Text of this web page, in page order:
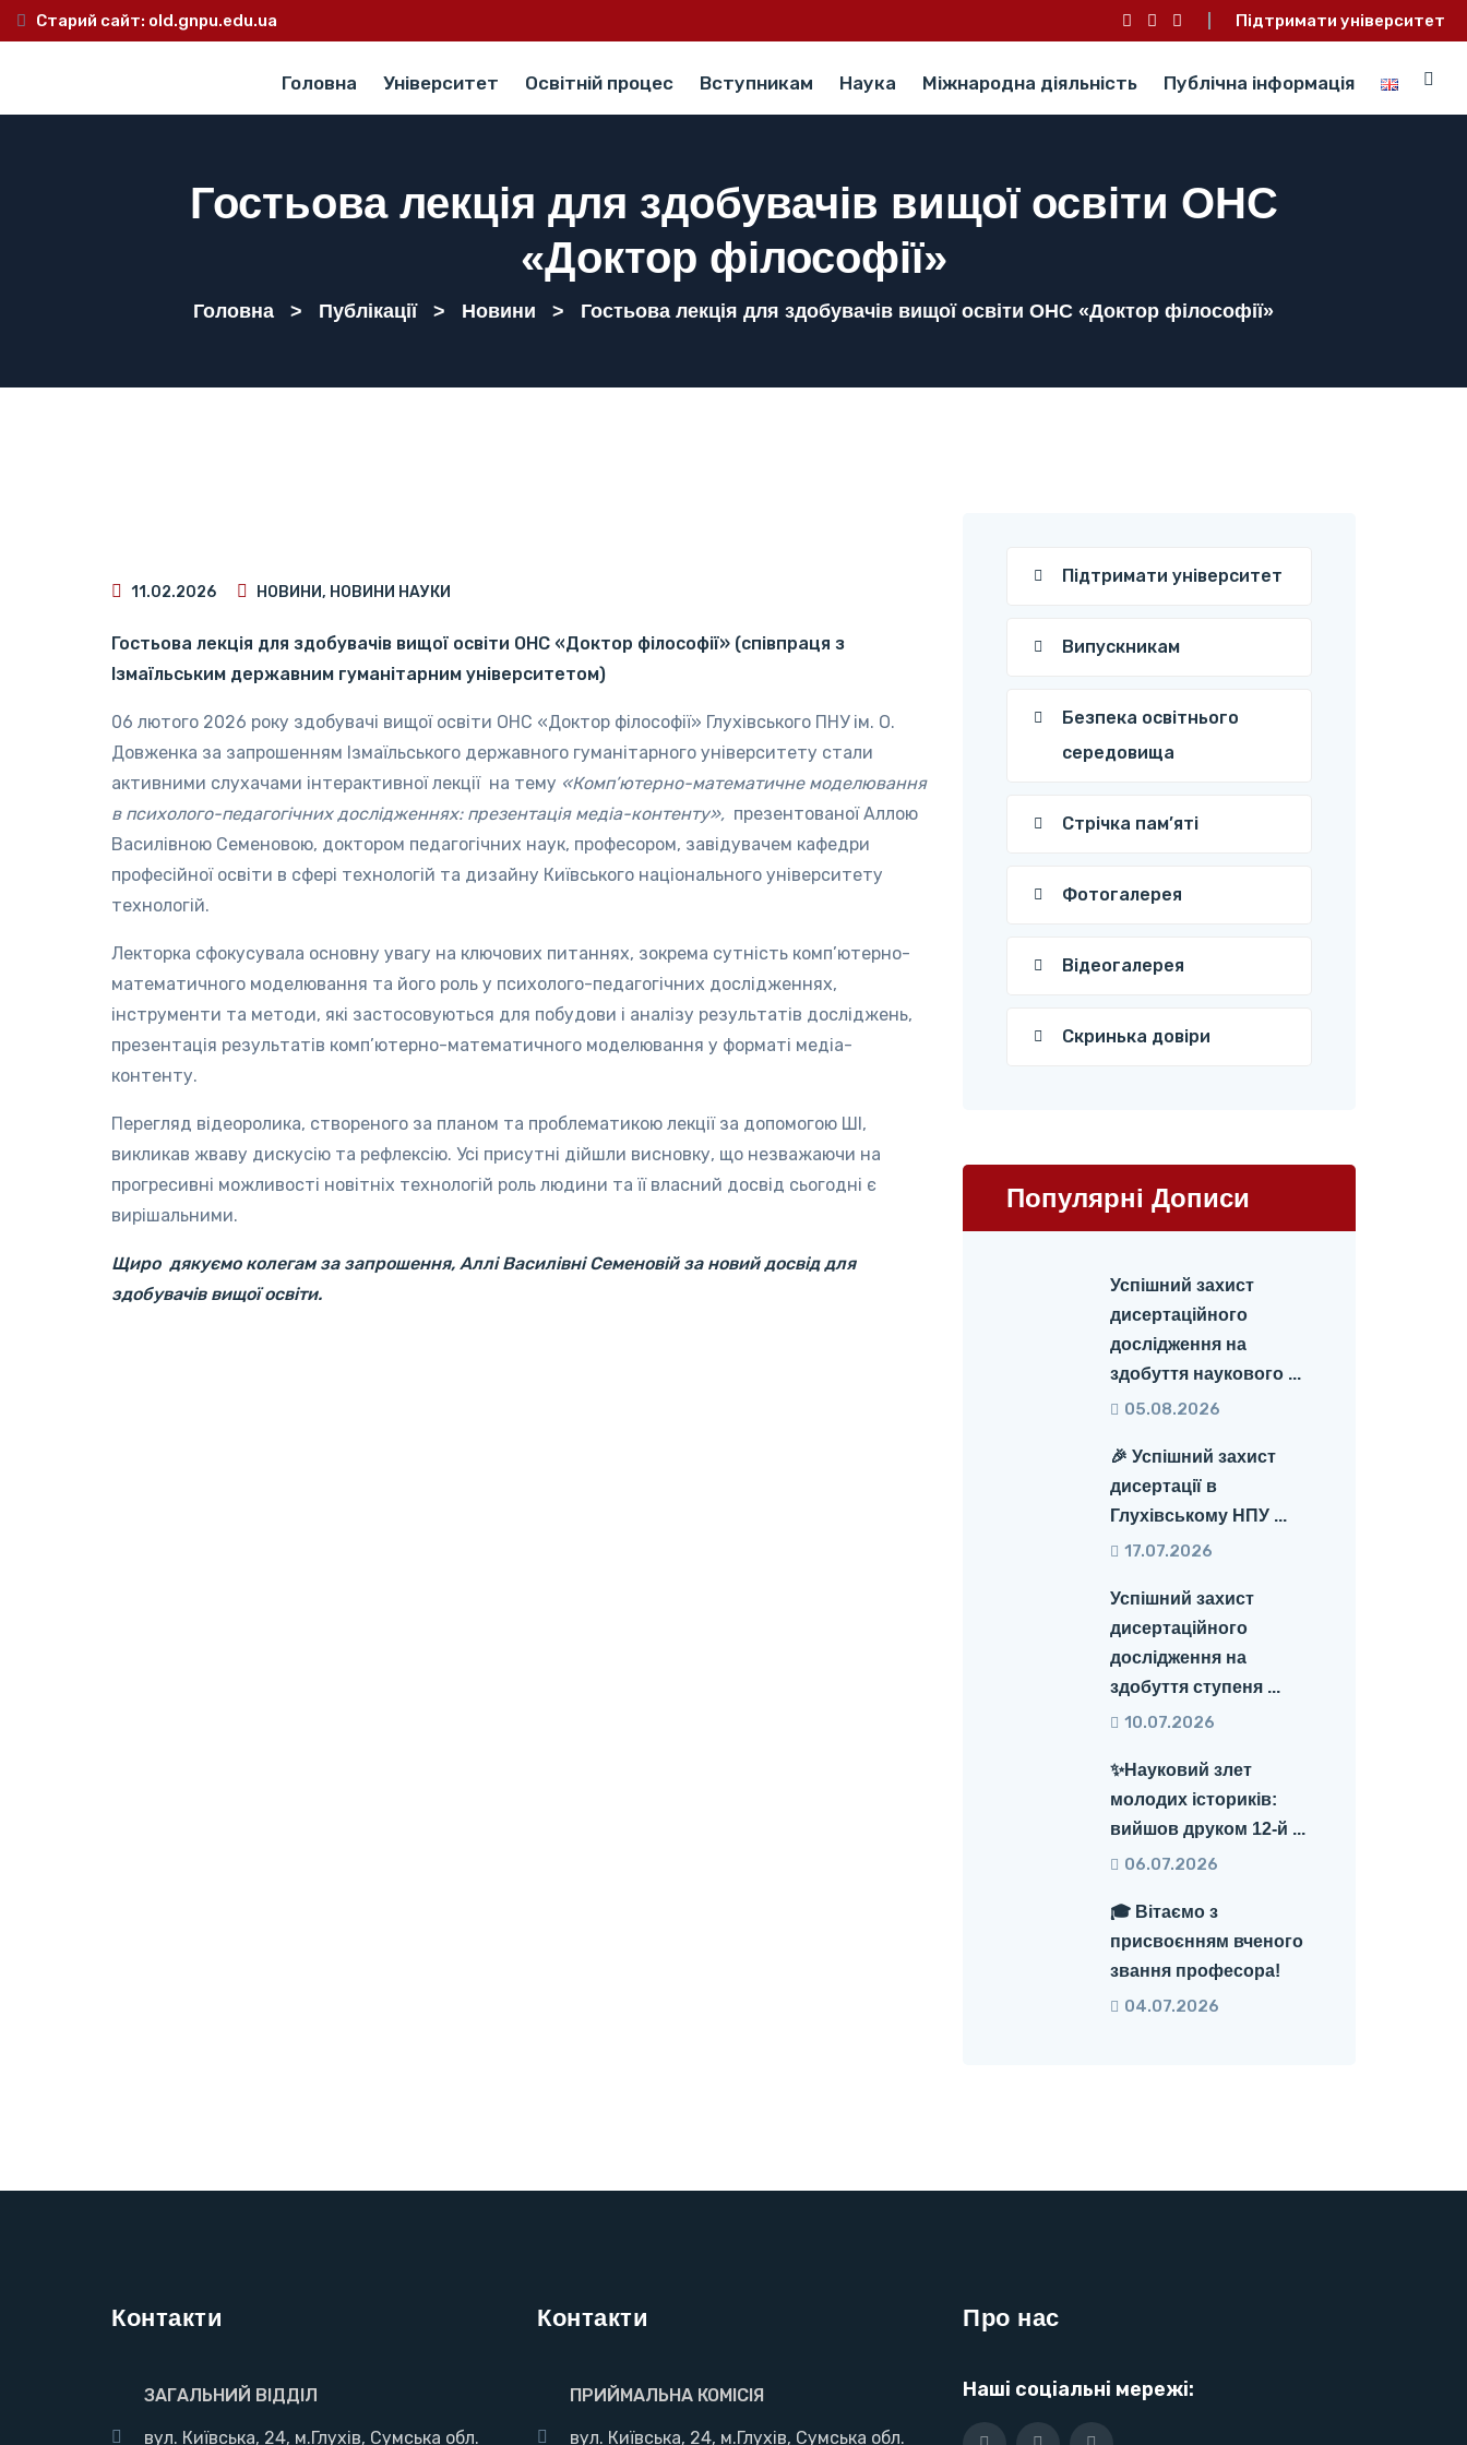
Старий сайт: old.gnpu.edu.ua Підтримати університет
Головна Університет Освітній процес Вступникам Наука Міжнародна діяльність Публічна інформація
Гостьова лекція для здобувачів вищої освіти ОНС
«Доктор філософії»
Головна > Публікації > Новини > Гостьова лекція для здобувачів вищої освіти ОНС «Доктор філософії»
11.02.2026 НОВИНИ, НОВИНИ НАУКИ
Гостьова лекція для здобувачів вищої освіти ОНС «Доктор філософії» (співпраця з
Ізмаїльським державним гуманітарним університетом)
06 лютого 2026 року здобувачі вищої освіти ОНС «Доктор філософії» Глухівського ПНУ ім. О.
Довженка за запрошенням Ізмаїльського державного гуманітарного університету стали
активними слухачами інтерактивної лекції на тему «Комп’ютерно-математичне моделювання
в психолого-педагогічних дослідженнях: презентація медіа-контенту», презентованої Аллою
Василівною Семеновою, доктором педагогічних наук, професором, завідувачем кафедри
професійної освіти в сфері технологій та дизайну Київського національного університету
технологій.
Лекторка сфокусувала основну увагу на ключових питаннях, зокрема сутність комп’ютерно-
математичного моделювання та його роль у психолого-педагогічних дослідженнях,
інструменти та методи, які застосовуються для побудови і аналізу результатів досліджень,
презентація результатів комп’ютерно-математичного моделювання у форматі медіа-
контенту.
Перегляд відеоролика, створеного за планом та проблематикою лекції за допомогою ШІ,
викликав жваву дискусію та рефлексію. Усі присутні дійшли висновку, що незважаючи на
прогресивні можливості новітніх технологій роль людини та її власний досвід сьогодні є
вирішальними.
Щиро дякуємо колегам за запрошення, Аллі Василівні Семеновій за новий досвід для
здобувачів вищої освіти.
Підтримати університет
Випускникам
Безпека освітнього
середовища
Стрічка пам’яті
Фотогалерея
Відеогалерея
Скринька довіри
Популярні Дописи
Успішний захист
дисертаційного
дослідження на
здобуття наукового ...
05.08.2026
🎉 Успішний захист
дисертації в
Глухівському НПУ ...
17.07.2026
Успішний захист
дисертаційного
дослідження на
здобуття ступеня ...
10.07.2026
✨Науковий злет
молодих істориків:
вийшов друком 12-й ...
06.07.2026
🎓 Вітаємо з
присвоєнням вченого
звання професора!
04.07.2026
Контакти
ЗАГАЛЬНИЙ ВІДДІЛ
вул. Київська, 24, м.Глухів, Сумська обл.
Контакти
ПРИЙМАЛЬНА КОМІСІЯ
вул. Київська, 24, м.Глухів, Сумська обл.
Про нас
Наші соціальні мережі: